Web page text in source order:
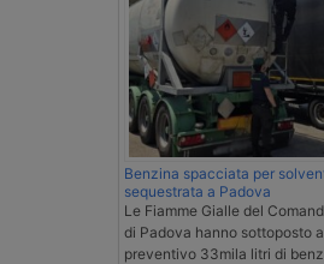
Benzina spacciata per
sequestrata a Padova
Le Fiamme Gialle del
di Padova hanno sottoposto
preventivo 33mila litri di